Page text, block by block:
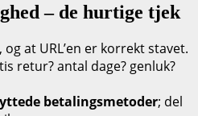
– de hurtige tjek
at URL’en er korrekt stavet.
retur? antal dage? genluk?
betalingsmetoder; del